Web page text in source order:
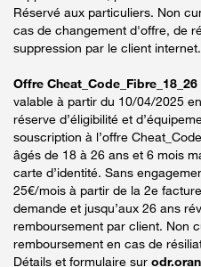
Réservé aux particuliers. Non
cas de changement d'offre, de
suppression par le client internet.
Offre Cheat_Code_Fibre_18_26
valable à partir du 10/04/2025
réserve d’éligibilité et
souscription à l’offre
âgés de 18 à 26 ans et 6 mois
carte d’identité. Sans
25€/mois à partir de la 2e
demande et jusqu’aux 26 ans
remboursement par client. Non
remboursement en cas de
Détails et formulaire sur